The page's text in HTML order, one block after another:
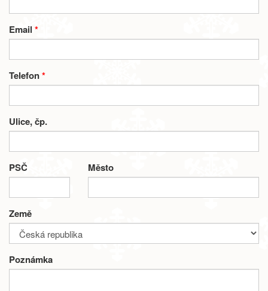
Email*
Telefon*
Ulice, čp.
PSČ Město
Země
Poznámka